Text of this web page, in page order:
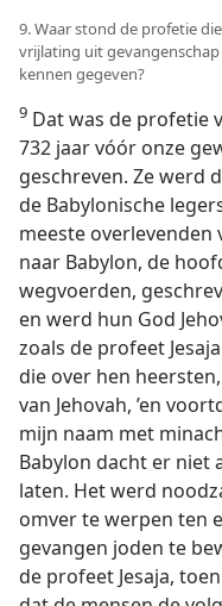
9. Waar stond de profetie
vrijlating uit
kennen gegeven?
9 Dat was de profetie
732 jaar vóór onze
geschreven. Ze werd
de Babylonische
meeste overlevenden
naar Babylon, de
wegvoerden,
en werd hun God
zoals de profeet
die over hen
van Jehovah, ’en
mijn naam met
Babylon dacht er niet
laten. Het werd
omver te werpen ten
gevangen joden te
de profeet Jesaja,